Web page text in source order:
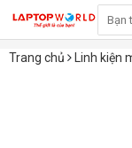
Trang chủ Linh kiện